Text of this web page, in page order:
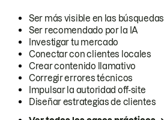
Ser más visible en las búsquedas
Ser recomendado por la IA
Investigar tu mercado
Conectar con clientes locales
Crear contenido llamativo
Corregir errores técnicos
Impulsar la autoridad off-site
Diseñar estrategias de clientes